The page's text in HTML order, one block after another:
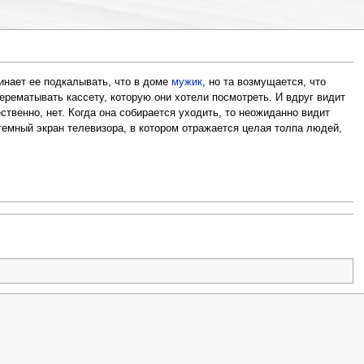
ее подкалывать, что в доме мужик, но та возмущается, что
кассету, которую они хотели посмотреть. И вдруг видит
нет. Когда она собирается уходить, то неожиданно видит
экран телевизора, в котором отражается целая толпа людей,